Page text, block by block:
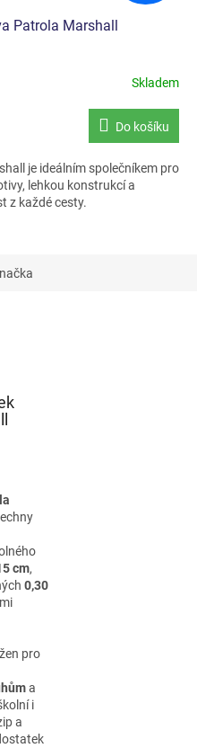
Patrola Marshall
Skladem
Do košíku
je ideálním společníkem pro
lehkou konstrukcí a
z každé cesty.
cm,
0,30
pro
a
i
a